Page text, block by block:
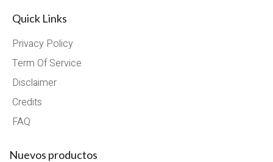
Quick Links
Privacy Policy
Term Of Service
Disclaimer
Credits
FAQ
Nuevos productos